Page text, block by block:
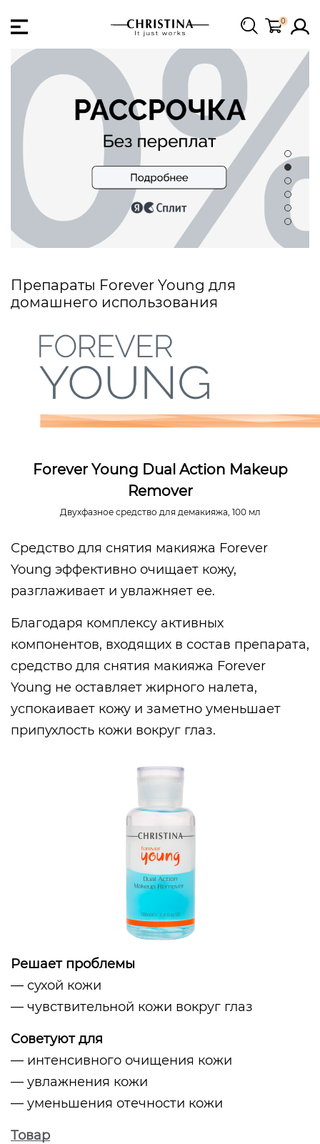
0
Препараты Forever Young для
домашнего использования
Forever Young Dual Action Makeup
Remover
Двухфазное средство для демакияжа, 100 мл
Средство для снятия макияжа Forever
Young эффективно очищает кожу,
разглаживает и увлажняет ее.
Благодаря комплексу активных
компонентов, входящих в состав препарата,
средство для снятия макияжа Forever
Young не оставляет жирного налета,
успокаивает кожу и заметно уменьшает
припухлость кожи вокруг глаз.
Решает проблемы
— сухой кожи
— чувствительной кожи вокруг глаз
Советуют для
— интенсивного очищения кожи
— увлажнения кожи
— уменьшения отечности кожи
Товар